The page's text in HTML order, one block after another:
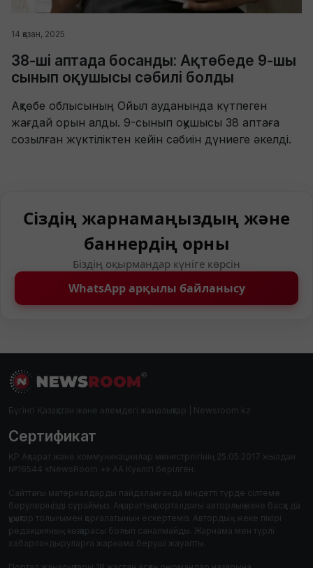
14 қазан, 2025
38-ші аптада босанды: Ақтөбеде 9-шы
сынып оқушысы сәбилі болды
Ақтөбе облысының Ойыл ауданында күтпеген
жағдай орын алды. 9-сынып оқушысы 38 аптаға
созылған жүктіліктен кейін сәбиін дүниеге әкелді.
Сіздің жарнамаңыздың және
баннердің орны
Біздің оқырмандар күніге көрсін
WhatsApp арқылы байланысу
Бүгінгі Қазақстан және әлемдегі жаңалықтар | Newsroom.kz
Сертификат
ҚР Ақпарат және коммуникациялар министрлігінің 25.05.2017 жылдан
№16544 «NewsRoom +» АА Куәлігі берілген.
Сайттағы материалдарды пайдаланғанда міндетті түрде сілтеме
берулеріңізді сұраймыз. Ақпараттық порталдағы авторлық және басқа да
құқықтар толығымен қорғалатынын ескертеміз. Автордың жеке пікірі
редакцияның көзқарасы болып саналмайды. Жарнама мен түрлі
хабарландыруларға жарнама беруші жауапты.